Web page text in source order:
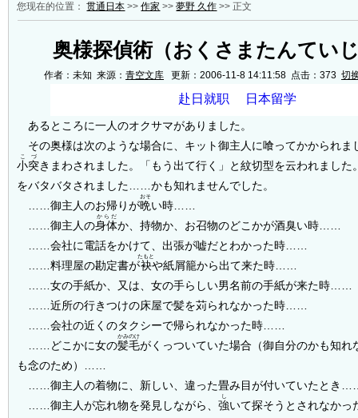
您现在的位置：贯通日本 >>作家 >>夢野 久作 >> 正文
奥様探偵術（おくさまたんてい
作者：未知 来源： 青空文库 更新：2006-11-8 14:11:58 点击： 373 切
あるところに一人のオクサマがありました。
その奥様は次のような場合に、キット御主人に喰ってかかられま
小突
こづ
きまわされました。「もう出て行く」と紋切型を云われました
をバタバタされました……かも知れませんでした。
……御主人のお帰りが晩
おそ
い時……
……御主人の身体
からだ
か、持物か、お召物のどこかが酒臭い時……
……会社に電話をかけて、出張が嘘だとわかった時……
……料理屋の勘定書が袂
たもと
や紙屑籠から出て来た時……
……女の手紙か、又は、女の手らしい男名前の手紙が来た時……
……近所の行きつけの床屋で髪を苅られなかった時……
……会社の近くのタクシーで帰られなかった時……
……どこかに女の髪毛
かみのけ
がくっついていた場合（御自分のかも知れ
も念のため）……
……御主人の着物に、新しい、違った畳み目が付いていたとき
……御主人が忘れ物を発見しながら、強
し
いて探そうとされなか